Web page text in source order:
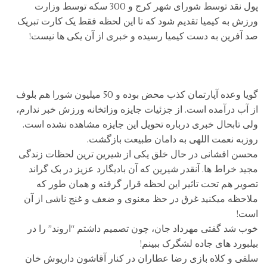
پول نقد توسط شورای شهر کرج و 300 سکه توسط وزارت
ورزش به کیمیا تقدیم شود که تا این لحظه فقط یک کارت تبریک
صد آفرین به دست کیمیا رسیده و خبری از آن یکی ها نیست!
گویا وعده آپارتمان کذب محض بوده و 50 میلیون شورا هم بلوف
از آب درآمده است. از جزئیات جایزه وزاتخانه ورزش خبر ندارم،
ولی تابحال خبری درباره تحویل این جایزه مشاهده نشده است.
روزبه نعمت اللهی به دامان طبیعت بازگشت.
محسن افشانی در حال خلق یکی از شیرین ترین لحظات زندگی
مجید خراط ها. آنقدر شیرین که آن بادیگارد عزیز در بک گراند
تصویر هم تحت تاثیر این لحظه قرار گرفته و همان طور که
ملاحظه میکنید غرق در حظ معنوی و ضعف و غنج ناشی از آن
است!
خوب شد گفتی مهرداد جان، چون تصمیم داشتم “اروند” را در
بیلبورد های جاده لشگرک ببینم!
سلفی و کلاه بازی رضا عطاران در کنار آقاشون داریوش خان